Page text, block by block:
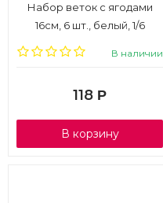
Набор веток с ягодами
16см, 6 шт., белый, 1/6
В наличии
118 Р
В корзину